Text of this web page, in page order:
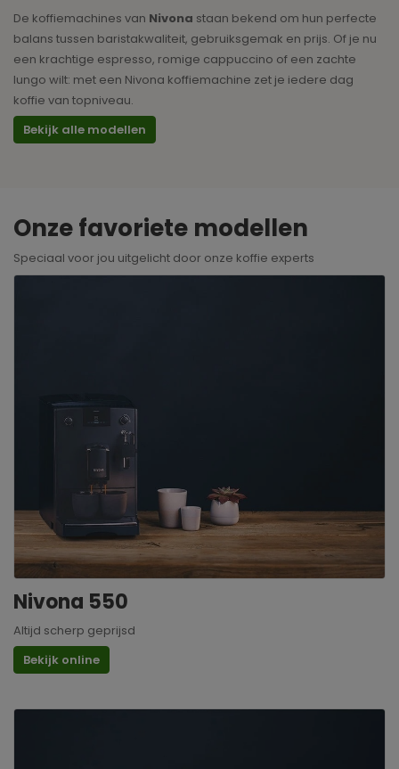
De koffiemachines van Nivona staan bekend om hun perfecte
balans tussen baristakwaliteit, gebruiksgemak en prijs. Of je nu
een krachtige espresso, romige cappuccino of een zachte
lungo wilt: met een Nivona koffiemachine zet je iedere dag
koffie van topniveau.
Bekijk alle modellen
Onze favoriete modellen
Speciaal voor jou uitgelicht door onze koffie experts
Nivona 550
Altijd scherp geprijsd
Bekijk online